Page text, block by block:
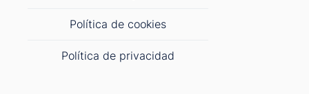
Política de cookies
Política de privacidad